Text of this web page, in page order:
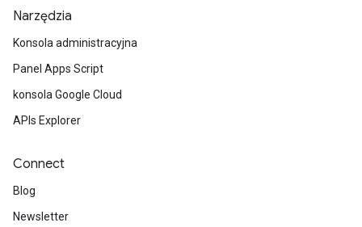
Narzędzia
Konsola administracyjna
Panel Apps Script
konsola Google Cloud
APIs Explorer
Connect
Blog
Newsletter